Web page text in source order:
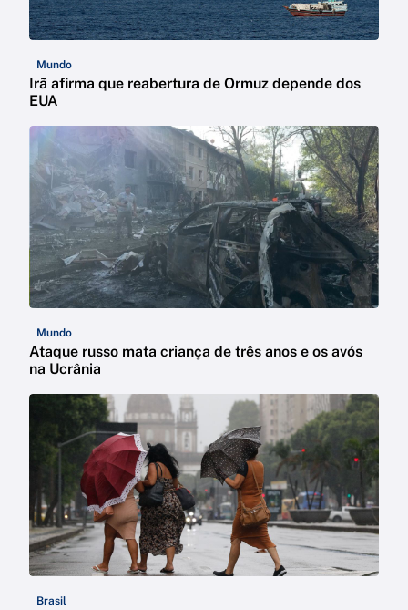
Mundo
Irã afirma que reabertura de Ormuz depende dos
EUA
Mundo
Ataque russo mata criança de três anos e os avós
na Ucrânia
Brasil